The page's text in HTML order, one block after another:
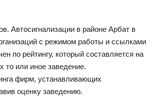
Автосигнализации в районе Арбат в
с режимом работы и ссылками
по рейтингу, который составляется на
то или иное заведение.
фирм, устанавливающих
оценку заведению.